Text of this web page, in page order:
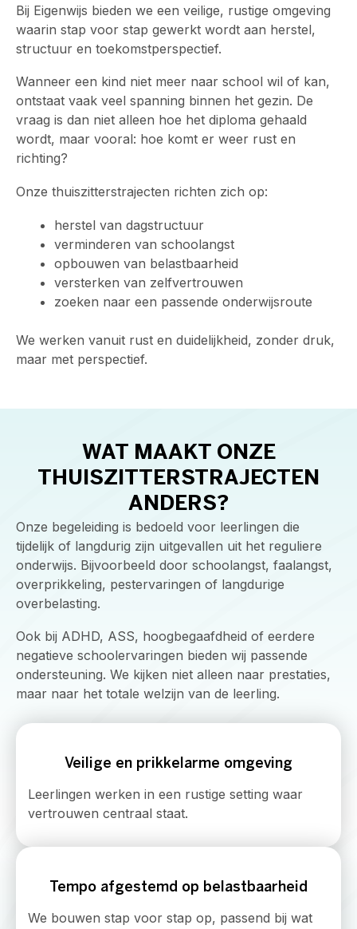
Bij Eigenwijs bieden we een veilige, rustige omgeving
waarin stap voor stap gewerkt wordt aan herstel,
structuur en toekomstperspectief.
Wanneer een kind niet meer naar school wil of kan,
ontstaat vaak veel spanning binnen het gezin. De
vraag is dan niet alleen hoe het diploma gehaald
wordt, maar vooral: hoe komt er weer rust en
richting?
Onze thuiszitterstrajecten richten zich op:
herstel van dagstructuur
verminderen van schoolangst
opbouwen van belastbaarheid
versterken van zelfvertrouwen
zoeken naar een passende onderwijsroute
We werken vanuit rust en duidelijkheid, zonder druk,
maar met perspectief.
WAT MAAKT ONZE
THUISZITTERSTRAJECTEN
ANDERS?
Onze begeleiding is bedoeld voor leerlingen die
tijdelijk of langdurig zijn uitgevallen uit het reguliere
onderwijs. Bijvoorbeeld door schoolangst, faalangst,
overprikkeling, pestervaringen of langdurige
overbelasting.
Ook bij ADHD, ASS, hoogbegaafdheid of eerdere
negatieve schoolervaringen bieden wij passende
ondersteuning. We kijken niet alleen naar prestaties,
maar naar het totale welzijn van de leerling.
Veilige en prikkelarme omgeving
Leerlingen werken in een rustige setting waar
vertrouwen centraal staat.
Tempo afgestemd op belastbaarheid
We bouwen stap voor stap op, passend bij wat